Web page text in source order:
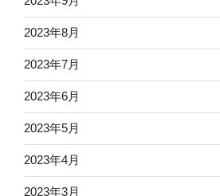
2023年8月
2023年7月
2023年6月
2023年5月
2023年4月
2023年3月